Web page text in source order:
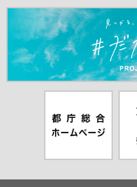
＃だから都立高（別ウイ
ムページ（別
ウインドウが
員
ン